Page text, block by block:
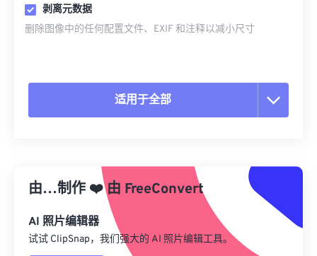
剥离元数据
删除图像中的任何配置文件、EXIF 和注释以减小尺寸
适用于全部
从预设应用
另存为预设
由…制作 ❤️由 FreeConvert
AI 照片编辑器
试试 ClipSnap，我们强大的 AI 照片编辑工具。